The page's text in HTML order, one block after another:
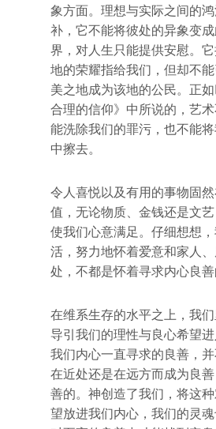
象方面。理想与实际之间的
补，它不能将彼处的异象变
界，对人生只能提供安慰。
地的荣耀指给我们，但却不
美之地成为该地的公民。正
合理的信仰》中所说的，艺
能洗除我们的罪污，也不能
中擦去。
令人喜悦以及有用的事物固
值，无论物质、金钱还是文
使我们心意满足。仔细想想
活，努力地怀着爱意和家人
处，不都是怀着寻求内心良善
在维系生存的水平之上，我
导引我们的理性与良心希望进
我们内心一直寻求的良善，
在近处还是在远方而成为良
善的。神创造了我们，将这
望放进我们内心，我们的灵